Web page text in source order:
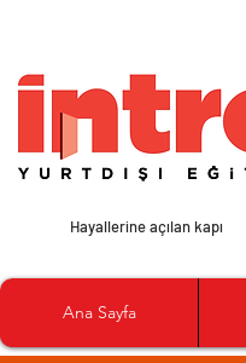
Hayallerine açılan kapı
Ana Sayfa